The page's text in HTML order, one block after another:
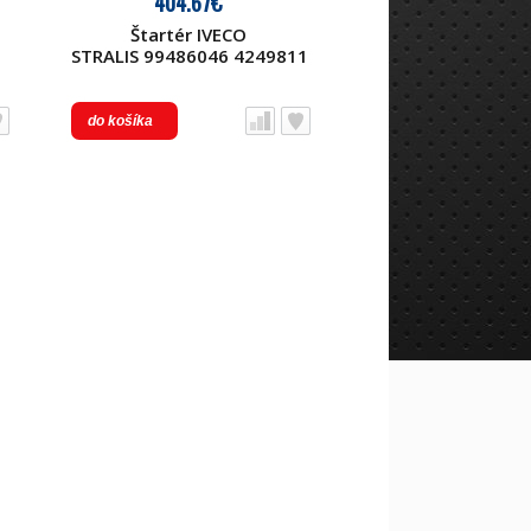
Štartér IVECO
STRALIS 99486046 42498115 2995988
spôsobom ..
do košíka